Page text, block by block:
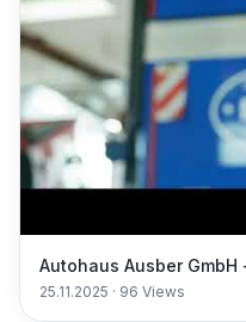
Autohaus Ausber
25.11.2025 · 96 Views